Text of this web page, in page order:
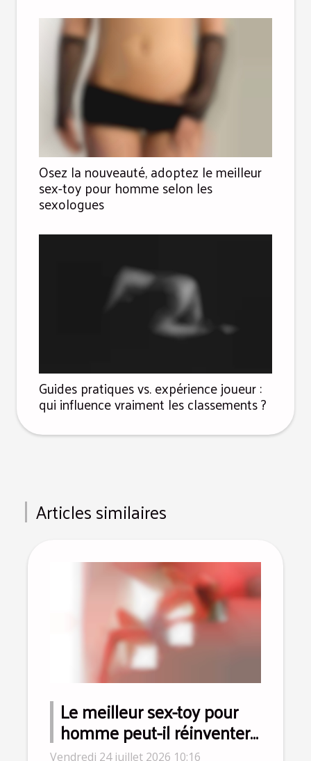
Osez la nouveauté, adoptez le meilleur
sex-toy pour homme selon les
sexologues
Guides pratiques vs. expérience joueur :
qui influence vraiment les classements ?
Articles similaires
Le meilleur sex-toy pour
homme peut-il réinventer
la virilité moderne ?
Vendredi 24 juillet 2026 10:16